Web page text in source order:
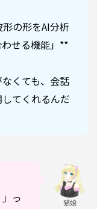
の形をAI分析
せる機能」**
くても、会話
てくれるんだ
っ
猫娘